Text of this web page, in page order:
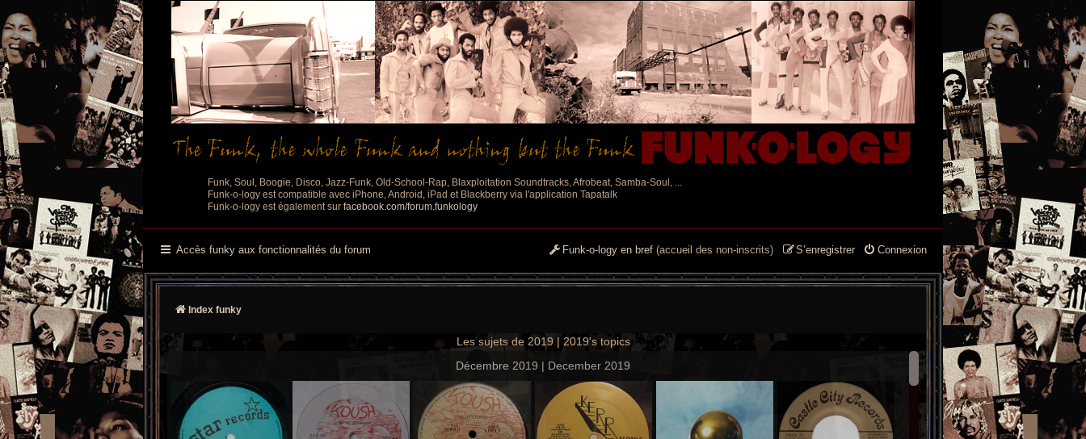
Funk, Soul, Boogie, Disco, Jazz-Funk, Old-School-Rap, Blaxploitation Soundtracks, Afrobeat, Samba-Soul, ...
Funk-o-logy est compatible avec iPhone, Android, iPad et Blackberry via l'application Tapatalk
Funk-o-logy est également sur facebook.com/forum.funkology
Accès funky aux fonctionnalités du forum Connexion
S’enregistrer
Funk-o-logy en bref (accueil des non-inscrits)
Index funky
Les sujets de 2019 | 2019's topics
Décembre 2019 | December 2019